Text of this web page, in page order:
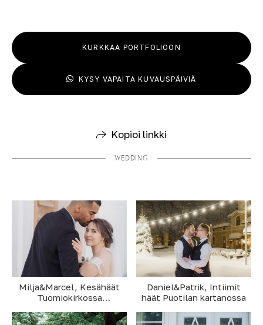
KURKKAA PORTFOLIOON
KYSY VAPAITA KUVAUSPÄIVIÄ
Kopioi linkki
WEDDING
Milja&Marcel, Kesähäät
Tuomiokirkossa
Upseerikerhossa
Daniel&Patrik, Intiimit
häät Puotilan kartanossa